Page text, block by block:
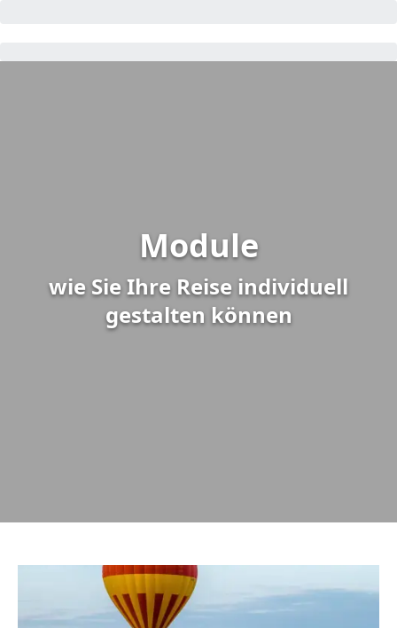
Module
wie Sie Ihre Reise individuell
gestalten können
optionalen Modulen
können Sie die
Reise noch mehrpersonalisierenund tolle